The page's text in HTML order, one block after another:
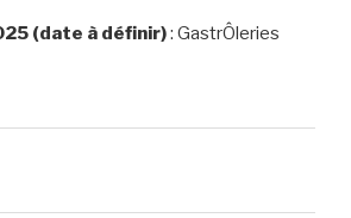
(date à définir): GastrÔleries